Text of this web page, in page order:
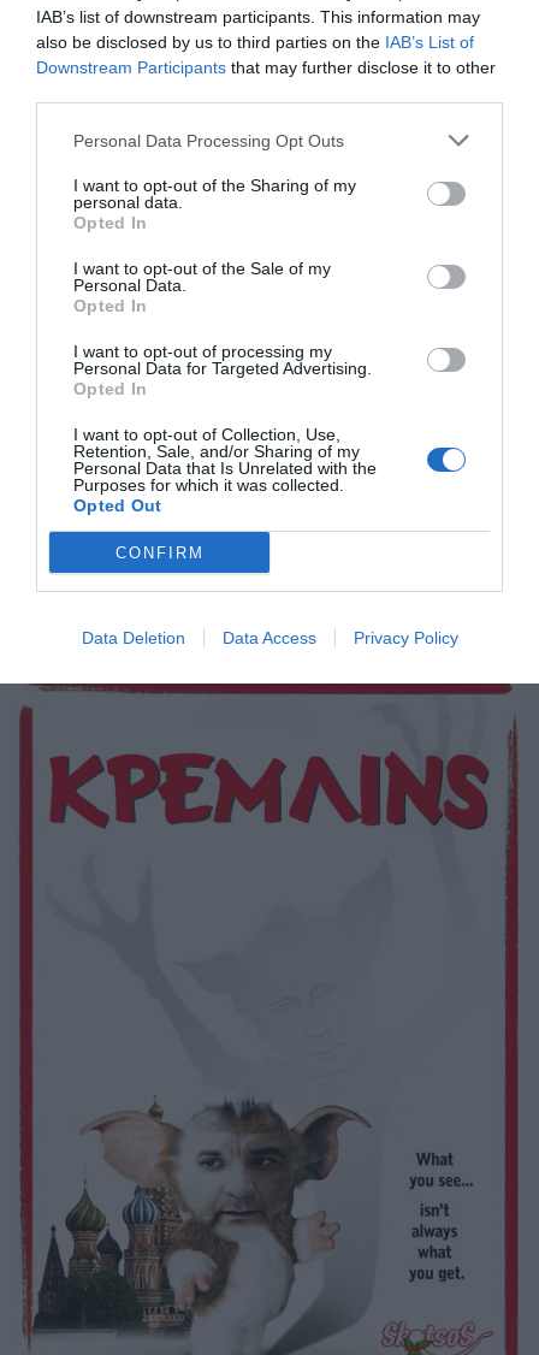
IAB’s list of downstream participants. This information may
also be disclosed by us to third parties on the IAB’s List of
Downstream Participants that may further disclose it to other
Personal Data Processing Opt Outs
I want to opt-out of the Sharing of my
personal data.
Opted In
I want to opt-out of the Sale of my
Personal Data.
Opted In
I want to opt-out of processing my
Personal Data for Targeted Advertising.
Opted In
I want to opt-out of Collection, Use,
Retention, Sale, and/or Sharing of my
Personal Data that Is Unrelated with the
Purposes for which it was collected.
Opted Out
CONFIRM
Data Deletion Data Access Privacy Policy
Κρέμλινς (Κremlins)
Πρωταγωνιστεί ο Δημοσθένης Λιακόπουλος, που αν τον
ταΐσεις μετά τα μεσάνυχτα μεταμορφώνεται σε
Βλαντιμίρ Πούτιν.